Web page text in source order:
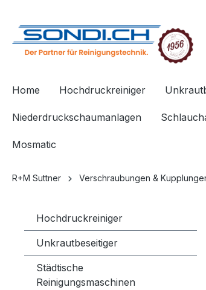
Home Hochdruckreiniger
Niederdruckschaumanlagen
Mosmatic
R+M Suttner Verschraubungen &
Hochdruckreiniger
Unkrautbeseitiger
Städtische
Reinigungsmaschinen